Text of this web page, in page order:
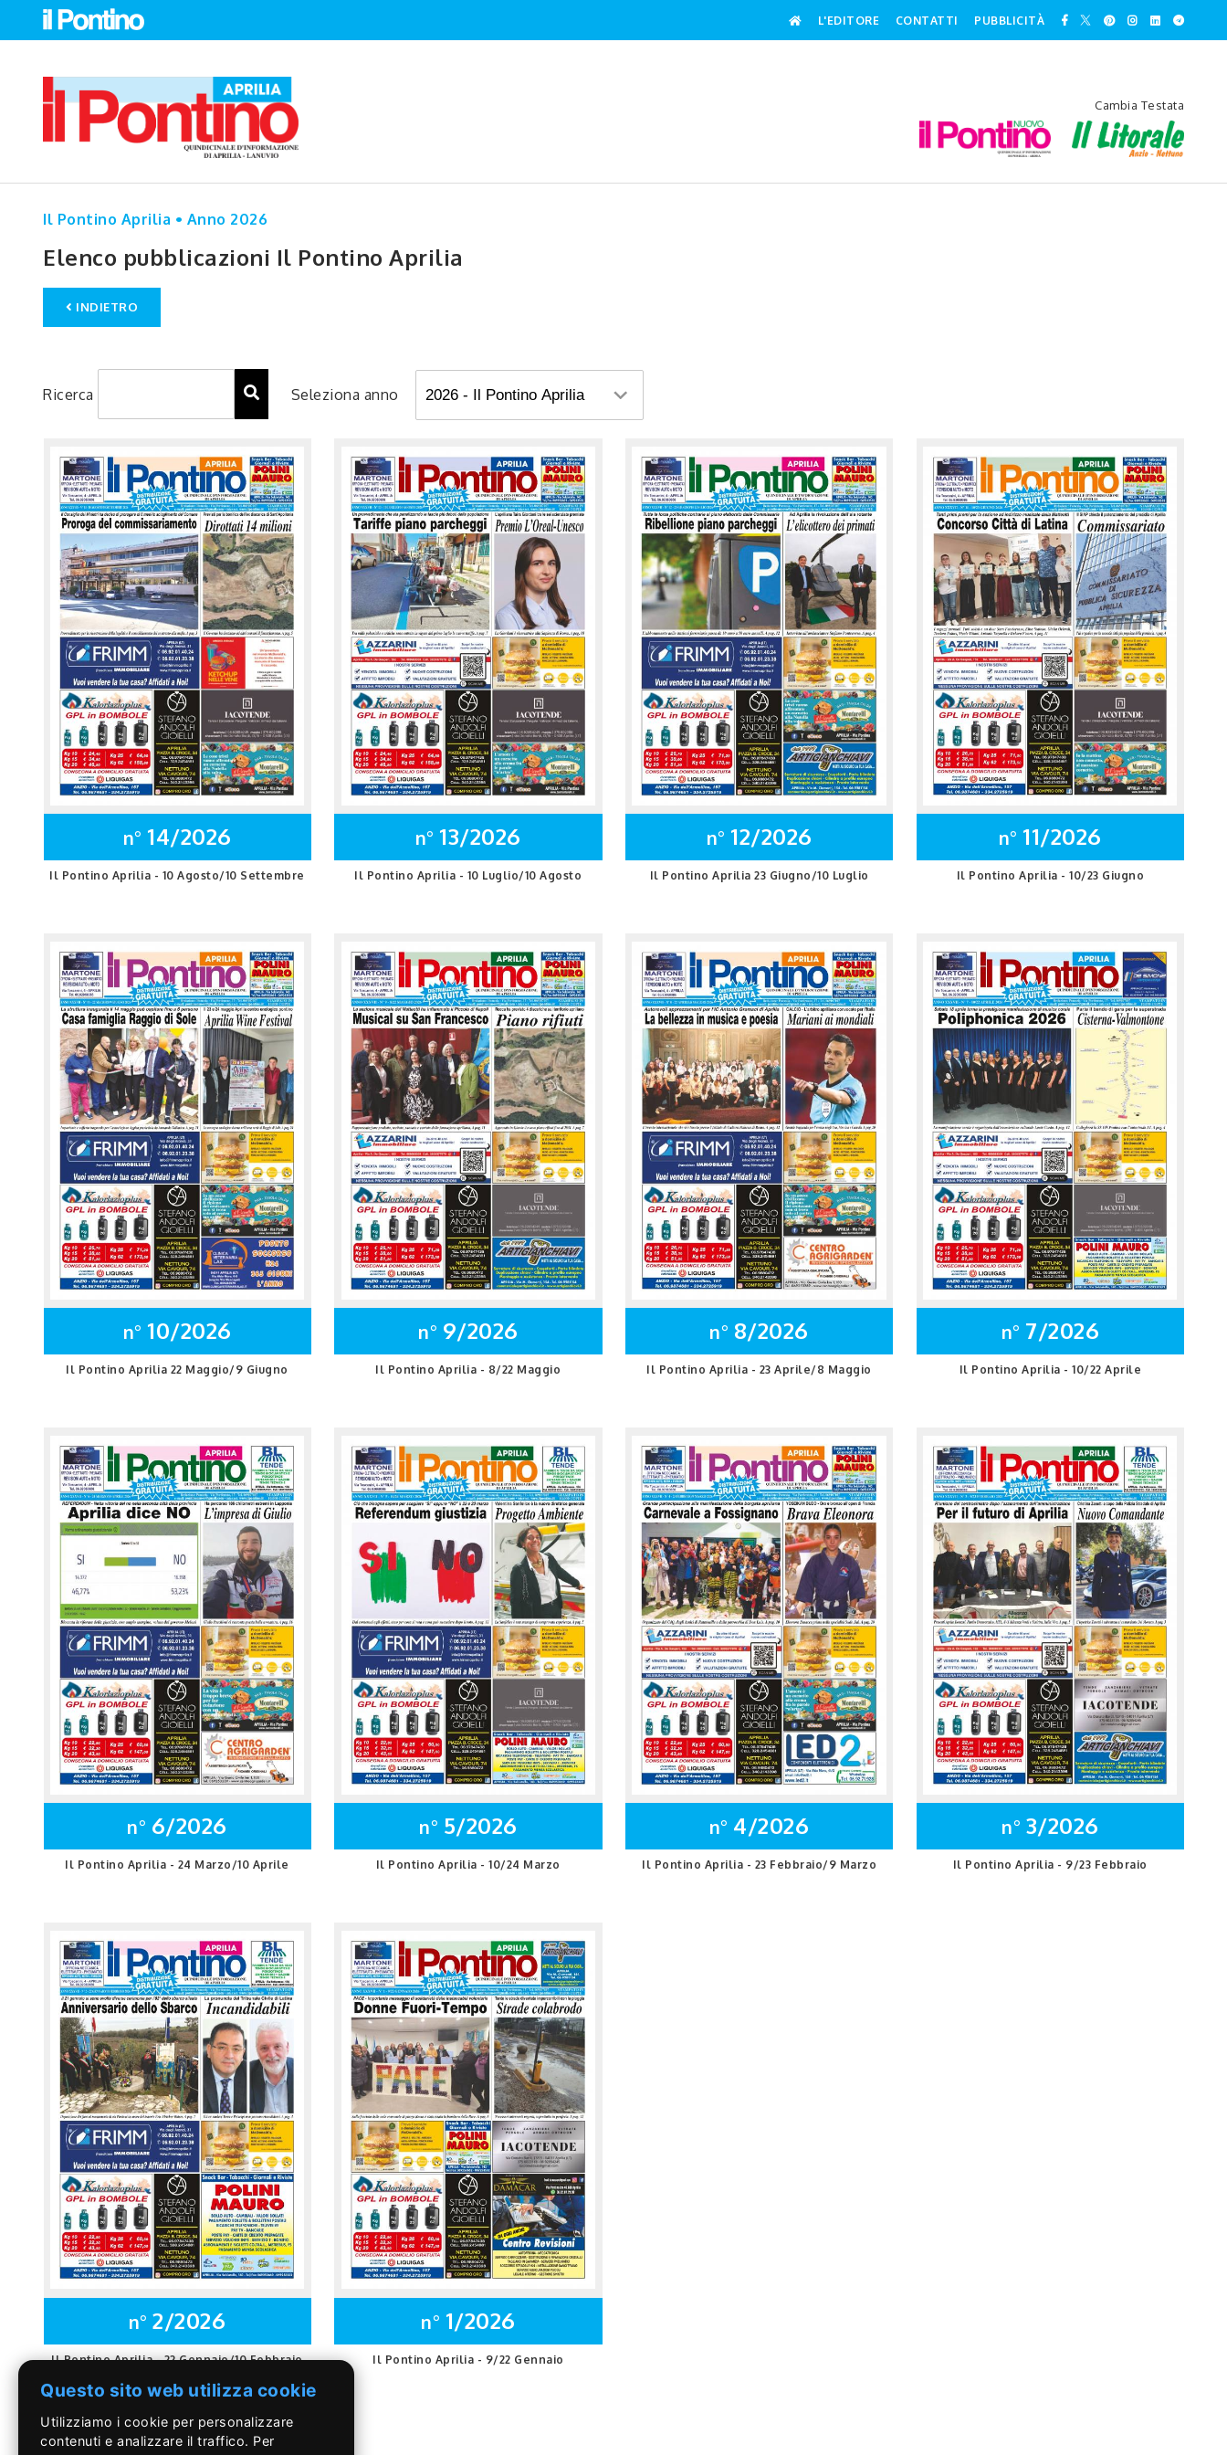
L'EDITORE CONTATTI PUBBLICITÀ
Cambia Testata
Il Pontino Aprilia • Anno 2026
Elenco pubblicazioni Il Pontino Aprilia
INDIETRO
Ricerca Seleziona anno
n° 14/2026
Il Pontino Aprilia - 10 Agosto/10 Settembre
n° 13/2026
Il Pontino Aprilia - 10 Luglio/10 Agosto
n° 12/2026
Il Pontino Aprilia 23 Giugno/10 Luglio
n° 11/2026
Il Pontino Aprilia - 10/23 Giugno
n° 10/2026
Il Pontino Aprilia 22 Maggio/9 Giugno
n° 9/2026
Il Pontino Aprilia - 8/22 Maggio
n° 8/2026
Il Pontino Aprilia - 23 Aprile/8 Maggio
n° 7/2026
Il Pontino Aprilia - 10/22 Aprile
n° 6/2026
Il Pontino Aprilia - 24 Marzo/10 Aprile
n° 5/2026
Il Pontino Aprilia - 10/24 Marzo
n° 4/2026
Il Pontino Aprilia - 23 Febbraio/9 Marzo
n° 3/2026
Il Pontino Aprilia - 9/23 Febbraio
n°2/2026
Il Pontino Aprilia - 22 Gennaio/10 Febbraio
n° 1/2026
Il Pontino Aprilia - 9/22 Gennaio
Questo sito web utilizza cookie
Utilizziamo i cookie per personalizzare
contenuti e analizzare il traffico. Per